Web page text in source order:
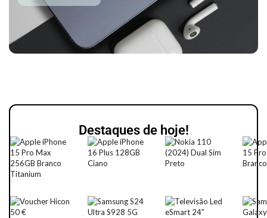
Destaques de hoje!